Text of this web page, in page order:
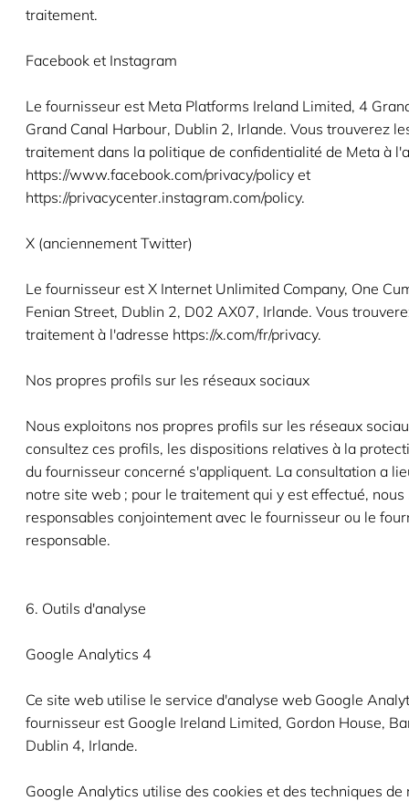
traitement.
Facebook et Instagram
Le fournisseur est Meta Platforms Ireland Limited, 4
Grand Canal Harbour, Dublin 2, Irlande. Vous trouverez
traitement dans la politique de confidentialité de Meta à
https://www.facebook.com/privacy/policy et
https://privacycenter.instagram.com/policy.
X (anciennement Twitter)
Le fournisseur est X Internet Unlimited Company, One
Fenian Street, Dublin 2, D02 AX07, Irlande. Vous
traitement à l'adresse https://x.com/fr/privacy.
Nos propres profils sur les réseaux sociaux
Nous exploitons nos propres profils sur les réseaux
consultez ces profils, les dispositions relatives à la
du fournisseur concerné s'appliquent. La consultation a
notre site web ; pour le traitement qui y est effectué, nous
responsables conjointement avec le fournisseur ou le
responsable.
6. Outils d'analyse
Google Analytics 4
Ce site web utilise le service d'analyse web Google
fournisseur est Google Ireland Limited, Gordon House,
Dublin 4, Irlande.
Google Analytics utilise des cookies et des techniques de